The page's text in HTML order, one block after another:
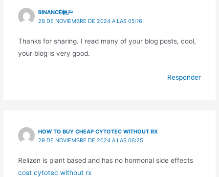
BINANCE帳戶
29 DE NOVIEMBRE DE 2024 A LAS 05:16
Thanks for sharing. I read many of your blog posts, cool,
your blog is very good.
Responder
HOW TO BUY CHEAP CYTOTEC WITHOUT RX
29 DE NOVIEMBRE DE 2024 A LAS 06:25
Relizen is plant based and has no hormonal side effects
cost cytotec without rx